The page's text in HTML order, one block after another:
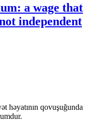
a wage that
independent
həyatının qovuşuğunda